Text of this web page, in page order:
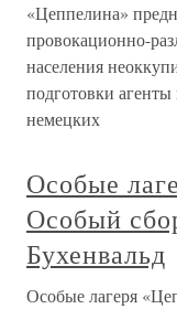
«Цеппелина»
провокационно-
населения
подготовки
немецких
Особые
Особый
Бухенвальд
Особые лагеря